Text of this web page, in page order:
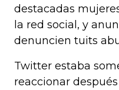
destacadas
la red social, y
denuncien tuits
Twitter estaba
reaccionar